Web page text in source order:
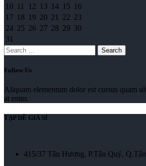
10 11 12 13 14 15 16
17 18 19 20 21 22 23
24 25 26 27 28 29 30
31
Search
Follow Us
Aliquam elementum dolor est cursus quam
at enim.
TẠP DỀ GIÁ SỈ
415/37 Tân Hương, P.Tân Quý,